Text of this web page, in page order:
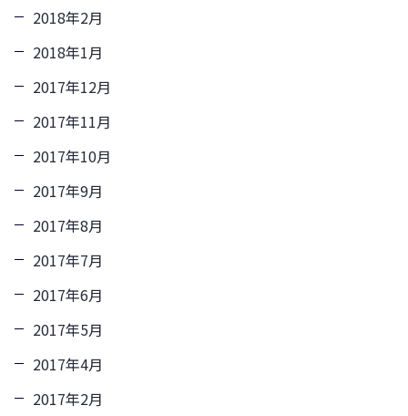
2018年2月
2018年1月
2017年12月
2017年11月
2017年10月
2017年9月
2017年8月
2017年7月
2017年6月
2017年5月
2017年4月
2017年2月